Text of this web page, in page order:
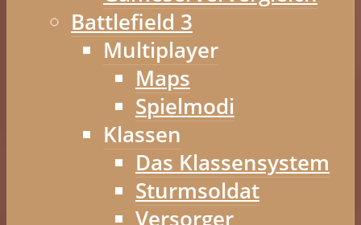
Battlefield 3
Multiplayer
Maps
Spielmodi
Klassen
Das Klassensystem
Sturmsoldat
Versorger